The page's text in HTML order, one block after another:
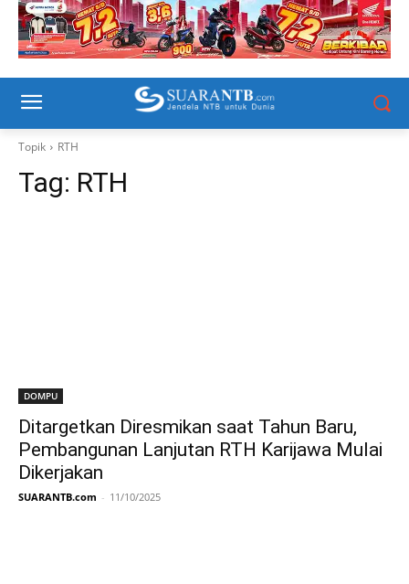
Topik RTH
Tag: RTH
DOMPU
Ditargetkan Diresmikan saat Tahun Baru,
Pembangunan Lanjutan RTH Karijawa Mulai
Dikerjakan
SUARANTB.com - 11/10/2025